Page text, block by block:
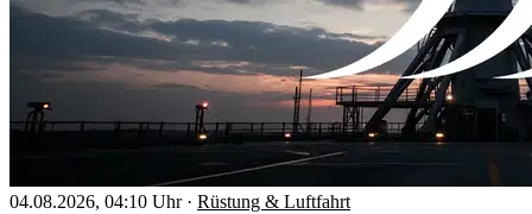
04.08.2026, 04:10 Uhr · Rüstung & Luftfahrt